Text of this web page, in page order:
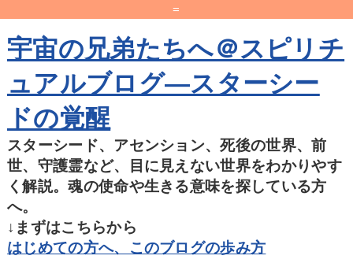
=
宇宙の兄弟たちへ＠スピリチ
ュアルブログ―スターシー
ドの覚醒
スターシード、アセンション、死後の世界、前
世、守護霊など、目に見えない世界をわかりやす
く解説。魂の使命や生きる意味を探している方
へ。
↓まずはこちらから
はじめての方へ、このブログの歩み方